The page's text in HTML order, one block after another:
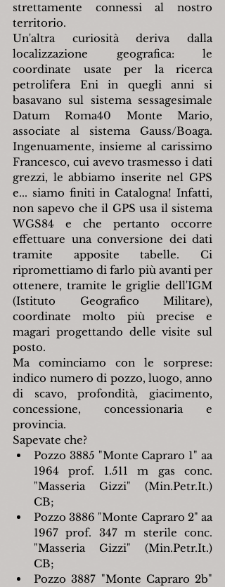
strettamente connessi al nostro
territorio.
Un'altra curiosità deriva dalla
localizzazione geografica: le
coordinate usate per la ricerca
petrolifera Eni in quegli anni si
basavano sul sistema sessagesimale
Datum Roma40 Monte Mario,
associate al sistema Gauss/Boaga.
Ingenuamente, insieme al carissimo
Francesco, cui avevo trasmesso i dati
grezzi, le abbiamo inserite nel GPS
e... siamo finiti in Catalogna! Infatti,
non sapevo che il GPS usa il sistema
WGS84 e che pertanto occorre
effettuare una conversione dei dati
tramite apposite tabelle. Ci
ripromettiamo di farlo più avanti per
ottenere, tramite le griglie dell'IGM
(Istituto Geografico Militare),
coordinate molto più precise e
magari progettando delle visite sul
posto.
Ma cominciamo con le sorprese:
indico numero di pozzo, luogo, anno
di scavo, profondità, giacimento,
concessione, concessionaria e
provincia.
Sapevate che?
Pozzo 3885 "Monte Capraro 1" aa
1964 prof. 1.511 m gas conc.
"Masseria Gizzi" (Min.Petr.It.)
CB;
Pozzo 3886 "Monte Capraro 2" aa
1967 prof. 347 m sterile conc.
"Masseria Gizzi" (Min.Petr.It.)
CB;
Pozzo 3887 "Monte Capraro 2b"